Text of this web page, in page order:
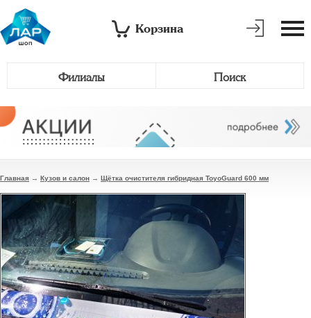
Корзина
Филиалы Поиск
Главная → Кузов и салон → Щётка очистителя гибридная ToyoGuard 600 мм